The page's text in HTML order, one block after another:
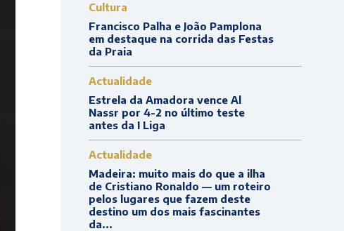
Cultura
Francisco Palha e João Pamplona
em destaque na corrida das Festas
da Praia
Actualidade
Estrela da Amadora vence Al
Nassr por 4-2 no último teste
antes da I Liga
Actualidade
Madeira: muito mais do que a ilha
de Cristiano Ronaldo — um roteiro
pelos lugares que fazem deste
destino um dos mais fascinantes
da...